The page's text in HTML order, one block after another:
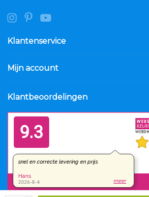
Klantenservice
Mijn account
Klantbeoordelingen